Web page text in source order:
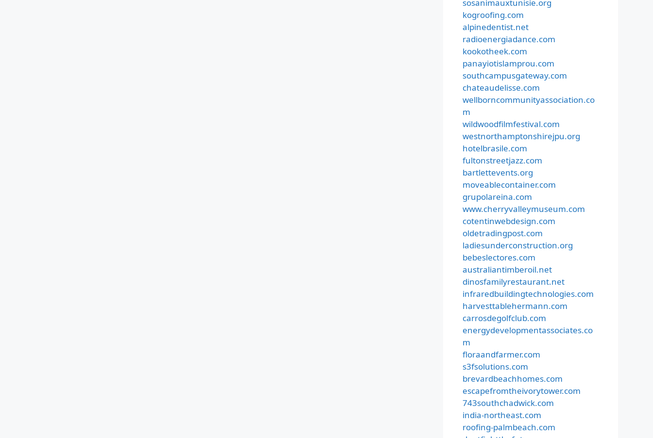
sosanimauxtunisie.org
kogroofing.com
alpinedentist.net
radioenergiadance.com
kookotheek.com
panayiotislamprou.com
southcampusgateway.com
chateaudelisse.com
wellborncommunityassociation.co
m
wildwoodfilmfestival.com
westnorthamptonshirejpu.org
hotelbrasile.com
fultonstreetjazz.com
bartlettevents.org
moveablecontainer.com
grupolareina.com
www.cherryvalleymuseum.com
cotentinwebdesign.com
oldetradingpost.com
ladiesunderconstruction.org
bebeslectores.com
australiantimberoil.net
dinosfamilyrestaurant.net
infraredbuildingtechnologies.com
harvesttablehermann.com
carrosdegolfclub.com
energydevelopmentassociates.co
m
floraandfarmer.com
s3fsolutions.com
brevardbeachhomes.com
escapefromtheivorytower.com
743southchadwick.com
india-northeast.com
roofing-palmbeach.com